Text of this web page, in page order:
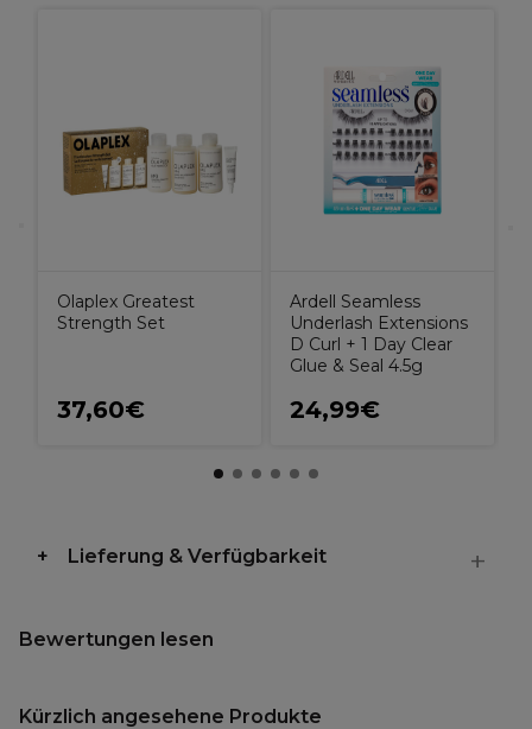
Olaplex Greatest
Strength Set
37,60€
Ardell Seamless
Underlash Extensions
D Curl + 1 Day Clear
Glue & Seal 4.5g
24,99€
Lieferung & Verfügbarkeit
Bewertungen lesen
Kürzlich angesehene Produkte